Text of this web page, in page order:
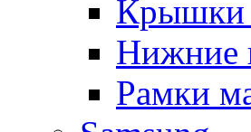
Крышки
Нижние
Рамки